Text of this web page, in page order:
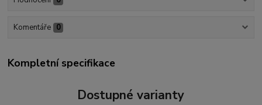
Komentáře 0
Kompletní specifikace
Dostupné varianty